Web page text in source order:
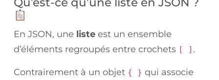
En JSON, une liste est un ensemble
d’éléments regroupés entre crochets [ ] .
Contrairement à un objet { } qui associe